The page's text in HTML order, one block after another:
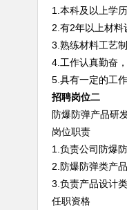
1.本科及以上学
2.有2年以上材料
3.熟练材料工艺
4.工作认真勤奋
5.具有一定的工作
招聘岗位二
防爆防弹产品研
岗位职责
1.负责公司防爆
2.防爆防弹类产
3.负责产品设计
任职资格